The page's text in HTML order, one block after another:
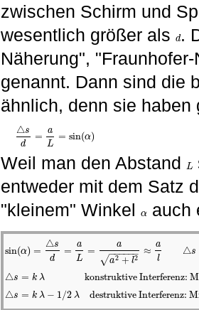
zwischen Schirm und
wesentlich größer als
d
d.
Näherung",
genannt. Dann sind die
ähnlich, denn sie
△s
d
=
a
L
= sin(α)
△ sd =aL =sin(α)
Weil man den Abstand L
L
entweder mit dem Satz
"kleinem" Winkel
α
αauch
sin(α) =
△s
d
=
a
L
=
a
a2 + l2
− −
−−−−
√
≈ a
l
△s
sin( α)= △sd=aL=aa2 +l2 ≈al△
△s = k λ konstruktive Interferenz:
konstruktive Interferenz:
△s = k λ − 1/2 λ destruktive Interferenz:
△ s=k λ− 2 λdestruktive Interferenz: